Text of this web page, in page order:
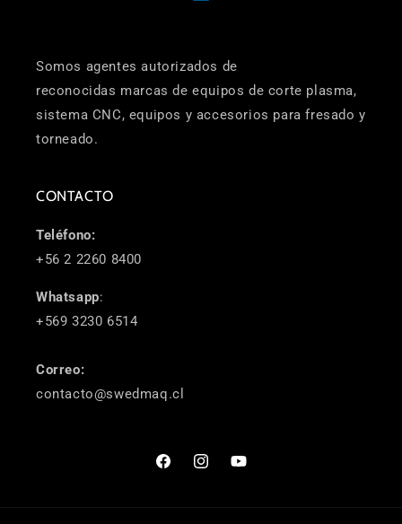
Somos agentes autorizados de
reconocidas marcas de equipos de corte plasma,
sistema CNC, equipos y accesorios para fresado y
torneado.
CONTACTO
Teléfono:
+56 2 2260 8400
Whatsapp:
+569 3230 6514
Correo:
contacto@swedmaq.cl
FacebookInstagramYouTube